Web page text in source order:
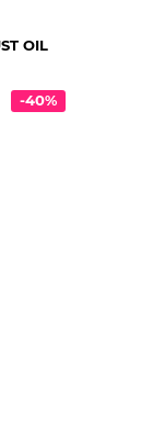
OIL
-40%